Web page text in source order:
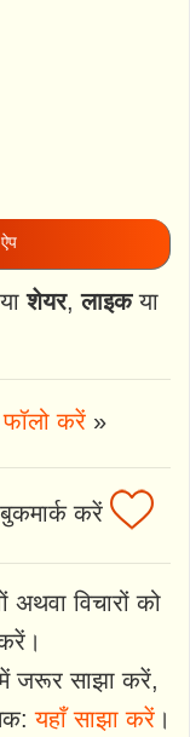
शेयर,लाइकया
करें»
करें
विचारों को
जरूर साझा करें,
यहाँ साझा करें।